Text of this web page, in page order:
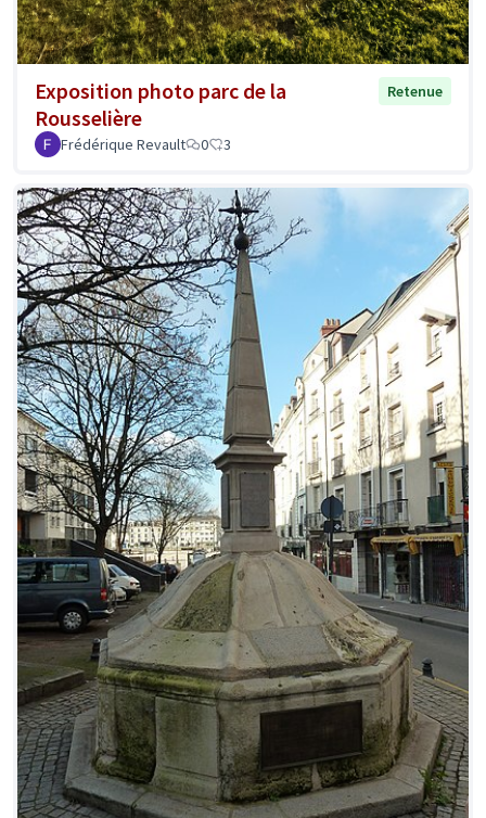
Exposition photo parc de la
Rousselière
Retenue
Frédérique Revault 0 3